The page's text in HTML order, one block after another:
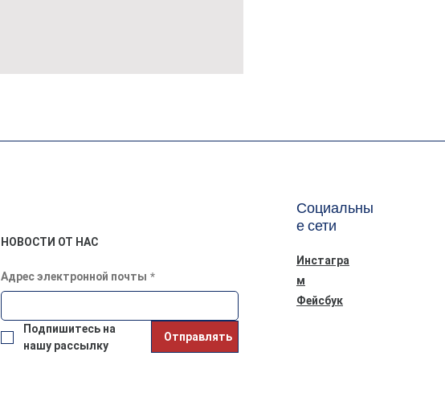
НОВОСТИ ОТ НАС
Адрес электронной почты *
Подпишитесь на
нашу рассылку
Отправлять
Социальны
е сети
Инстагра
м
Фейсбук